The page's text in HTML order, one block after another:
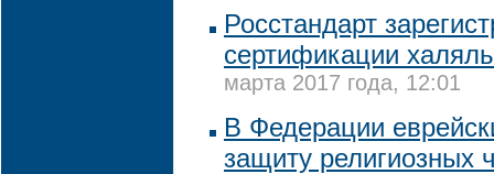
Росстандарт
сертификации
марта 2017 года, 12:01
В Федерации
защиту религиозных